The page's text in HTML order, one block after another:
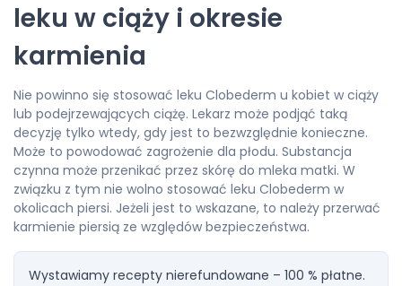
leku w ciąży i okresie
karmienia
Nie powinno się stosować leku Clobederm u kobiet w ciąży
lub podejrzewających ciążę. Lekarz może podjąć taką
decyzję tylko wtedy, gdy jest to bezwzględnie konieczne.
Może to powodować zagrożenie dla płodu. Substancja
czynna może przenikać przez skórę do mleka matki. W
związku z tym nie wolno stosować leku Clobederm w
okolicach piersi. Jeżeli jest to wskazane, to należy przerwać
karmienie piersią ze względów bezpieczeństwa.
Wystawiamy recepty nierefundowane – 100 % płatne.